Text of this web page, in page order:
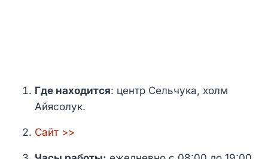
Где находится: центр Сельчука, холм
Айясолук.
Сайт >>